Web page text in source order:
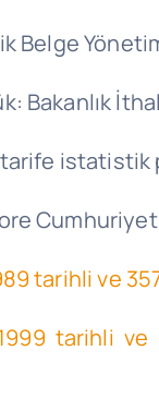
Belge
Bakanlık
tarife
tarihli ve
tarihli ve